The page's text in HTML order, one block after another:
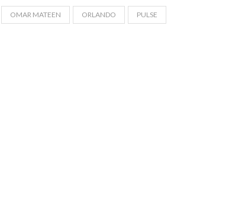
OMAR MATEEN ORLANDO PULSE